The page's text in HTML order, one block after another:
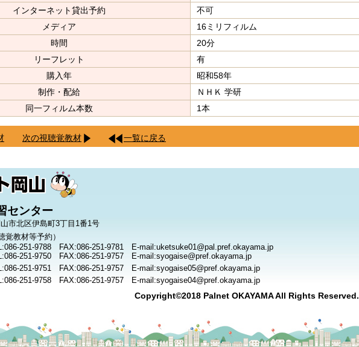
インターネット貸出予約
不可
メディア
16ミリフィルム
時間
20分
リーフレット
有
購入年
昭和58年
制作・配給
ＮＨＫ 学研
同一フィルム本数
1本
次の視聴覚教材 一覧に戻る
センター
市北区伊島町3丁目1番1号
覚教材等予約）
251-9788 FAX:086-251-9781 E-mail:uketsuke01@pal.pref.okayama.jp
251-9750 FAX:086-251-9757 E-mail:syogaise@pref.okayama.jp
251-9751 FAX:086-251-9757 E-mail:syogaise05@pref.okayama.jp
251-9758 FAX:086-251-9757 E-mail:syogaise04@pref.okayama.jp
Copyright©2018 Palnet OKAYAMA All Rights Reserved.